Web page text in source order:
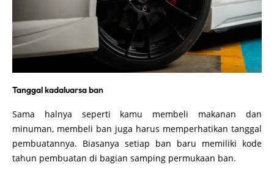
Tanggal kadaluarsa ban
Sama halnya seperti kamu membeli makanan dan
minuman, membeli ban juga harus memperhatikan tanggal
pembuatannya. Biasanya setiap ban baru memiliki kode
tahun pembuatan di bagian samping permukaan ban.